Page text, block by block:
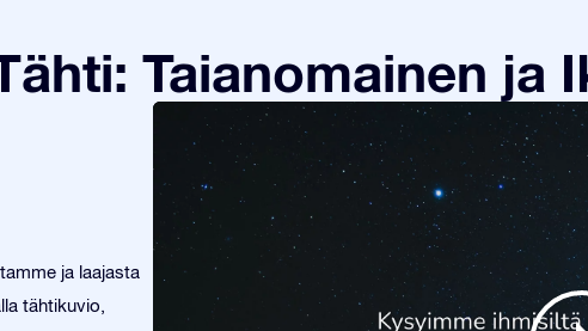
Taianomainen ja
ja laajasta
tähtikuvio,